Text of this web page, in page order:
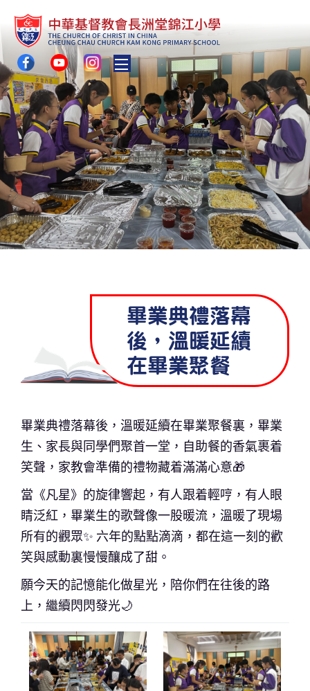
Toggle main menu visibility
畢業典禮落幕
後，溫暖延續
在畢業聚餐
畢業典禮落幕後，溫暖延續在畢業聚餐裏，畢業
生、家長與同學們聚首一堂，自助餐的香氣裹着
笑聲，家教會準備的禮物藏着滿滿心意🎁
當《凡星》的旋律響起，有人跟着輕哼，有人眼
睛泛紅，畢業生的歌聲像一股暖流，溫暖了現場
所有的觀眾✨ 六年的點點滴滴，都在這一刻的歡
笑與感動裏慢慢釀成了甜。
願今天的記憶能化做星光，陪你們在往後的路
上，繼續閃閃發光🌙